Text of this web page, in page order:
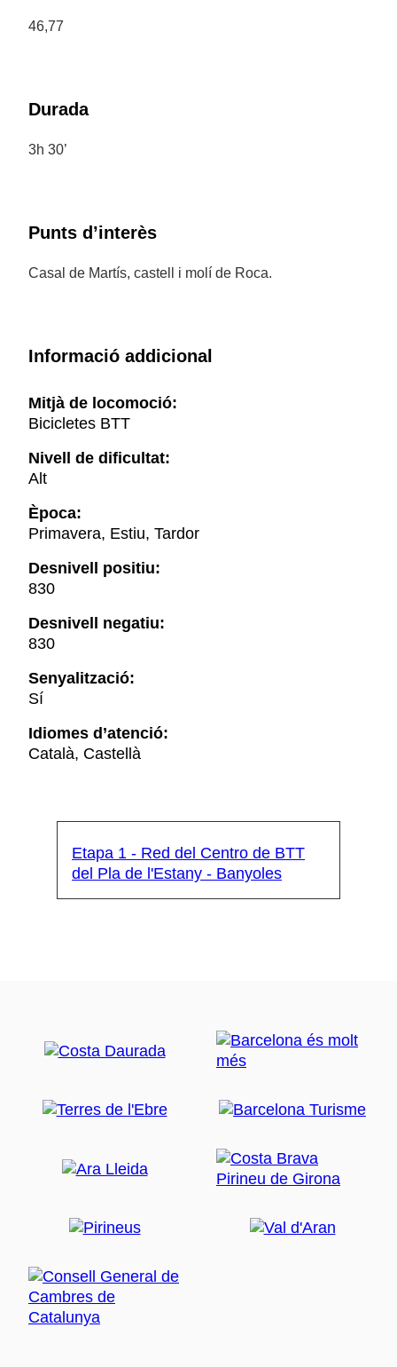
46,77
Durada
3h 30’
Punts d’interès
Casal de Martís, castell i molí de Roca.
Informació addicional
Mitjà de locomoció:
Bicicletes BTT
Nivell de dificultat:
Alt
Època:
Primavera, Estiu, Tardor
Desnivell positiu:
830
Desnivell negatiu:
830
Senyalització:
Sí
Idiomes d’atenció:
Català, Castellà
Etapa 1 - Red del Centro de BTT
del Pla de l'Estany - Banyoles